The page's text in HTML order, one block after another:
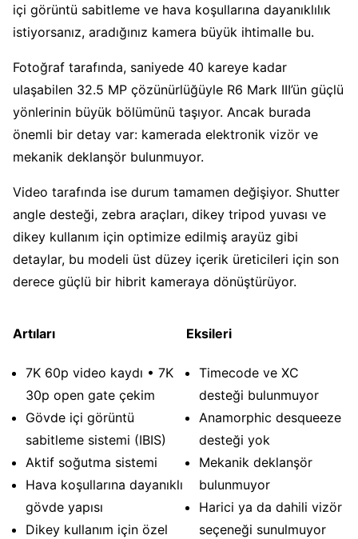
içi görüntü sabitleme ve hava koşullarına dayanıklılık
istiyorsanız, aradığınız kamera büyük ihtimalle bu.
Fotoğraf tarafında, saniyede 40 kareye kadar
ulaşabilen 32.5 MP çözünürlüğüyle R6 Mark III’ün güçlü
yönlerinin büyük bölümünü taşıyor. Ancak burada
önemli bir detay var: kamerada elektronik vizör ve
mekanik deklanşör bulunmuyor.
Video tarafında ise durum tamamen değişiyor. Shutter
angle desteği, zebra araçları, dikey tripod yuvası ve
dikey kullanım için optimize edilmiş arayüz gibi
detaylar, bu modeli üst düzey içerik üreticileri için son
derece güçlü bir hibrit kameraya dönüştürüyor.
Artıları
7K 60p video kaydı • 7K
30p open gate çekim
Gövde içi görüntü
sabitleme sistemi (IBIS)
Aktif soğutma sistemi
Hava koşullarına dayanıklı
gövde yapısı
Dikey kullanım için özel
Eksileri
Timecode ve XC
desteği bulunmuyor
Anamorphic desqueeze
desteği yok
Mekanik deklanşör
bulunmuyor
Harici ya da dahili vizör
seçeneği sunulmuyor